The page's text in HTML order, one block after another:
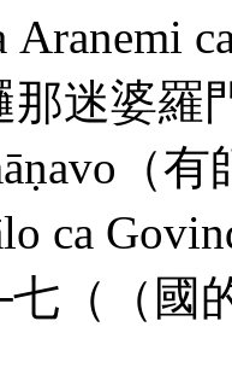
Aranemi
那迷
（
ca
（（國